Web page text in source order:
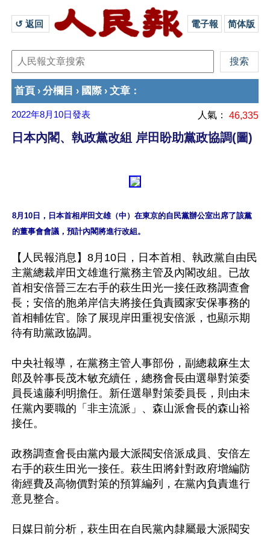
↺ 返回 電子報 简体版
首頁 › 分欄目 › 國際› 文章 ：
2022年8月10日發表 人氣： 46,335
日本內閣、執政黨改組 岸田盼助黨政協調(圖)
8月10日，日本首相岸田文雄（中）在東京的自民黨辦公室出席了該黨
【人民報消息】8月10日，日本首相、執政黨自由民
主黨總裁岸田文雄進行黨務主管及內閣改組。已故
首相安倍晉三左右手的萩生田光一接任政務調查會
長；安倍的胞弟岸信夫將接任負責國家安保事務的
首相輔佐官。除了展現岸田重視安倍派，也顯示期
待有助黨政協調。
中央社報導，在黨務主管人事部份，副總裁麻生太
郎及幹事長茂木敏充續任，總務會長由選舉對策委
員長遠藤利明擔任。新任選舉對策委員長，則由未
任黨內要職的「非主流派」、森山派會長的森山裕
接任。
政務調查會長由黨內最大派閥安倍派成員、安倍左
右手的萩生田光一接任。萩生田將針對政府增編防
衛經費及高物價對策的預算編列，在黨內負責進行
意見整合。
日媒日前分析，萩生田在自民黨內隸屬最大派閥安